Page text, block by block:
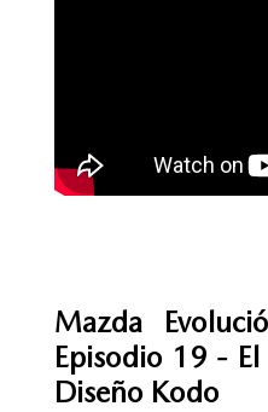
Mazda
Episodio 19 -
Diseño Kodo